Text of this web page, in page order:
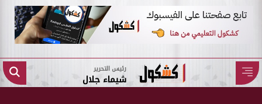
رئيس التحرير
شيماء جلال